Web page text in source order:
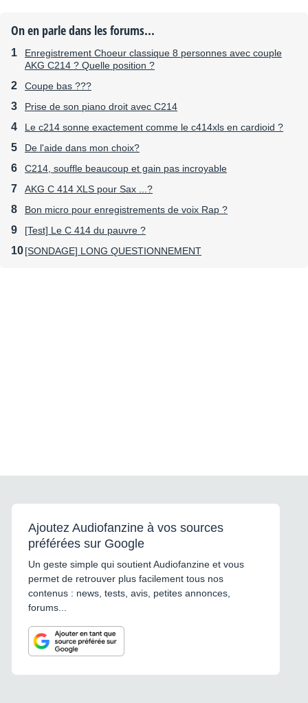
On en parle dans les forums...
Enregistrement Choeur classique 8 personnes avec couple
AKG C214 ? Quelle position ?
Coupe bas ???
Prise de son piano droit avec C214
Le c214 sonne exactement comme le c414xls en cardioid ?
De l'aide dans mon choix?
C214, souffle beaucoup et gain pas incroyable
AKG C 414 XLS pour Sax ...?
Bon micro pour enregistrements de voix Rap ?
[Test] Le C 414 du pauvre ?
[SONDAGE] LONG QUESTIONNEMENT
Ajoutez Audiofanzine à vos sources
préférées sur Google
Un geste simple qui soutient Audiofanzine et vous
permet de retrouver plus facilement tous nos
contenus : news, tests, avis, petites annonces,
forums...